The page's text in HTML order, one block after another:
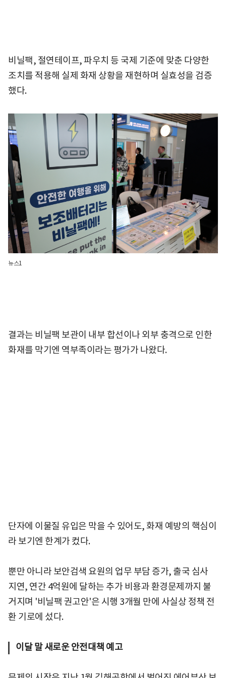
비닐팩, 절연테이프, 파우치 등 국제 기준에 맞춘 다양한
조치를 적용해 실제 화재 상황을 재현하며 실효성을 검증
했다.
뉴스1
결과는 비닐팩 보관이 내부 합선이나 외부 충격으로 인한
화재를 막기엔 역부족이라는 평가가 나왔다.
단자에 이물질 유입은 막을 수 있어도, 화재 예방의 핵심이
라 보기엔 한계가 컸다.
뿐만 아니라 보안검색 요원의 업무 부담 증가, 출국 심사
지연, 연간 4억원에 달하는 추가 비용과 환경문제까지 불
거지며 '비닐팩 권고안'은 시행 3개월 만에 사실상 정책 전
환 기로에 섰다.
이달 말 새로운 안전대책 예고